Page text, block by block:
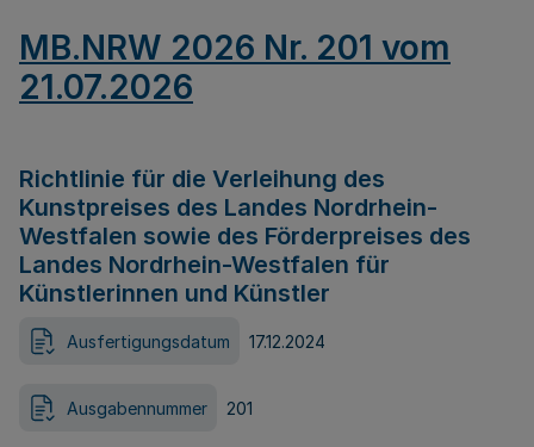
MB.NRW 2026 Nr. 201 vom
21.07.2026
Richtlinie für die Verleihung des
Kunstpreises des Landes Nordrhein-
Westfalen sowie des Förderpreises des
Landes Nordrhein-Westfalen für
Künstlerinnen und Künstler
Ausfertigungsdatum 17.12.2024
Ausgabennummer 201